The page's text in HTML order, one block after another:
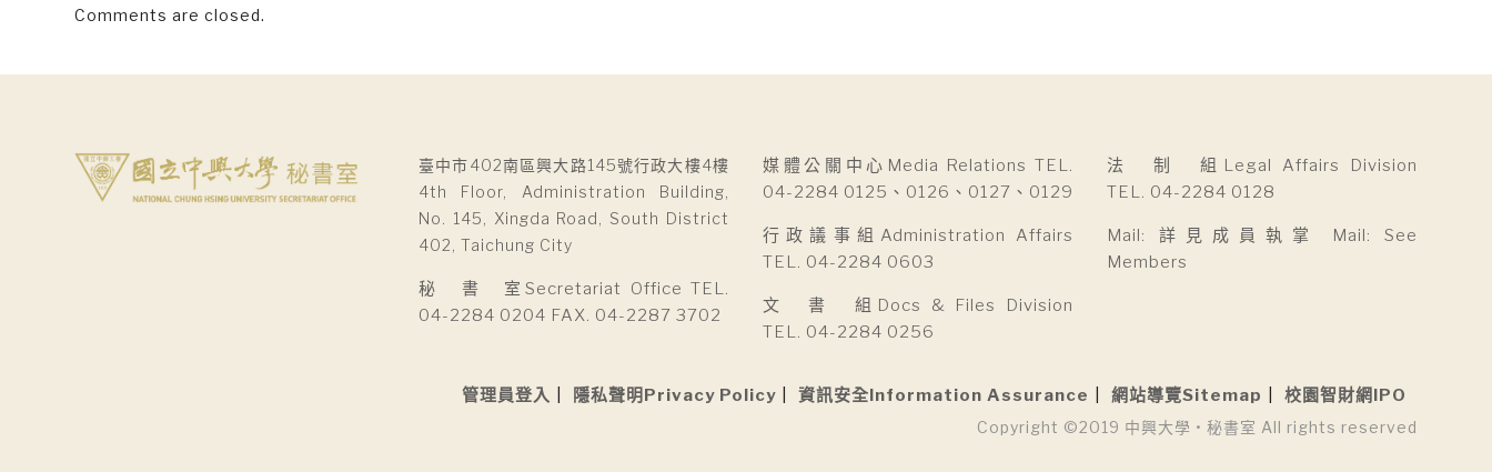
Comments are closed.
臺中市402南區興大路145號行政大樓4樓
4th Floor, Administration Building,
No. 145, Xingda Road, South District
402, Taichung City
秘 書 室Secretariat Office TEL.
04-2284 0204 FAX. 04-2287 3702
媒體公關中心Media Relations TEL.
04-2284 0125、0126、0127、0129
行政議事組Administration Affairs
TEL. 04-2284 0603
文 書 組Docs & Files Division
TEL. 04-2284 0256
法 制 組Legal Affairs Division
TEL. 04-2284 0128
Mail: 詳見成員執掌 Mail: See
Members
管理員登入 隱私聲明Privacy Policy 資訊安全Information Assurance 網站導覽Sitemap 校園智財網IPO
Copyright ©2019 中興大學 • 秘書室 All rights reserved